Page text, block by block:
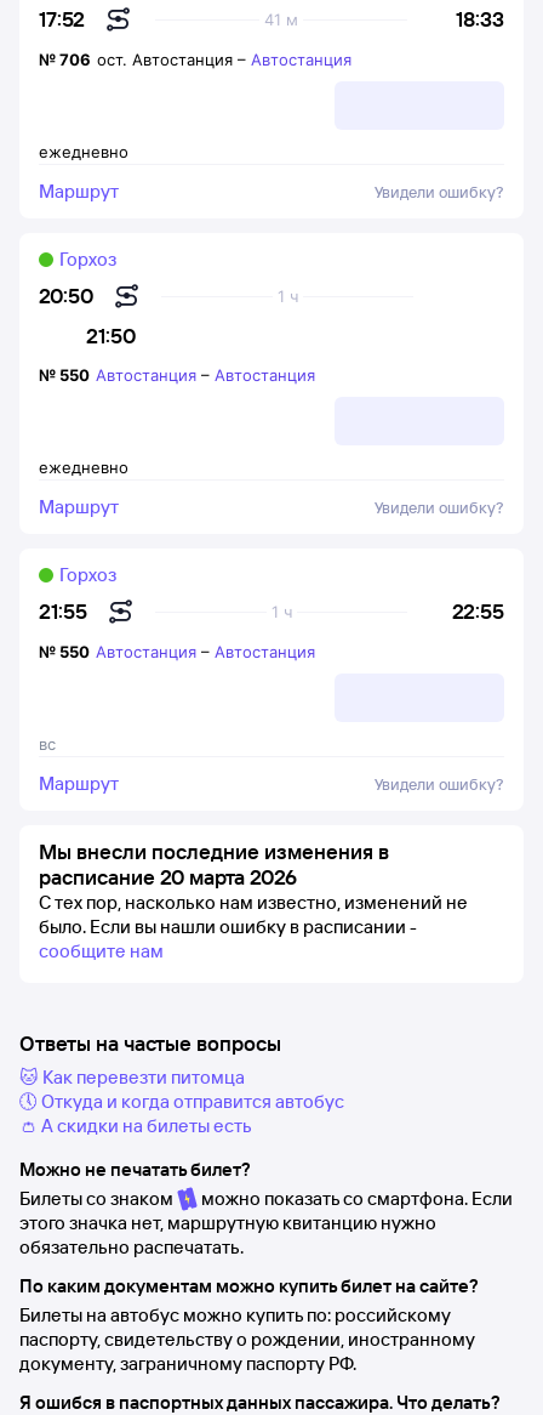
17:52 18:33
41 м
ежедневно
№706 ост. Автостанция – Автостанция
Маршрут Увидели ошибку?
20:50
21:50
1 ч
Горхоз
ежедневно
№ 550 Автостанция – Автостанция
Маршрут Увидели ошибку?
21:55 22:55
1 ч
Горхоз
вс
№ 550 Автостанция – Автостанция
Маршрут Увидели ошибку?
Мы внесли последние изменения в
расписание 20 марта 2026
С тех пор, насколько нам известно, изменений не
было. Если вы нашли ошибку в расписании -
сообщите нам
Ответы на частые вопросы
🐱 Как перевезти питомца
🕔 Откуда и когда отправится автобус
👛 А скидки на билеты есть
Можно не печатать билет?
Билеты со знаком
можно показать со смартфона. Если
этого значка нет, маршрутную квитанцию нужно
обязательно распечатать.
По каким документам можно купить билет на сайте?
Билеты на автобус можно купить по: российскому
паспорту, свидетельству о рождении, иностранному
документу, заграничному паспорту РФ.
Я ошибся в паспортных данных пассажира. Что делать?